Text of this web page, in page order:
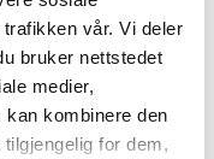
vår. Vi deler
bruker nettstedet
medier,
kombinere den
for dem,